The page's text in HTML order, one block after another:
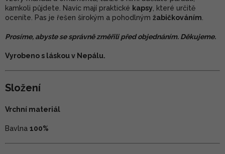
kamkoli půjdete. Navíc mají praktické kapsy , které určitě
oceníte. Pas je řešen širokým a pohodlným žabičkováním
Prosíme, abyste se správně změřili před objednáním. Děkujeme.
Vyrobeno s láskou v Nepálu.
Složení
Vrchní materiál
Bavlna 100%